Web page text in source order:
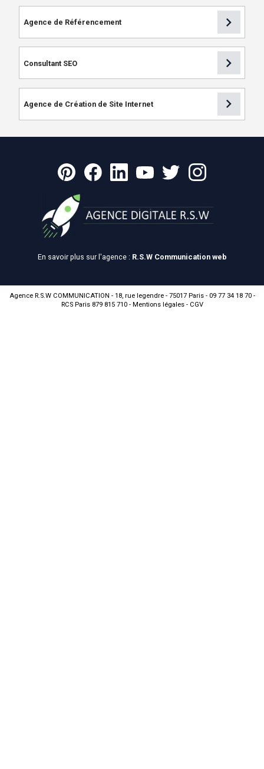
Agence de Référencement chevron_right
Consultant SEO chevron_right
Agence de Création de Site Internet chevron_right
En savoir plus sur l'agence : R.S.W Communication web
Agence R.S.W COMMUNICATION - 18, rue legendre - 75017 Paris - 09 77 34 18 70 -
RCS Paris 879 815 710 - Mentions légales- CGV